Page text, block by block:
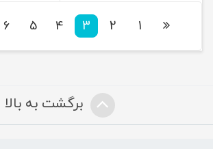
1
2
3
4
5
6
برگشت به بالا